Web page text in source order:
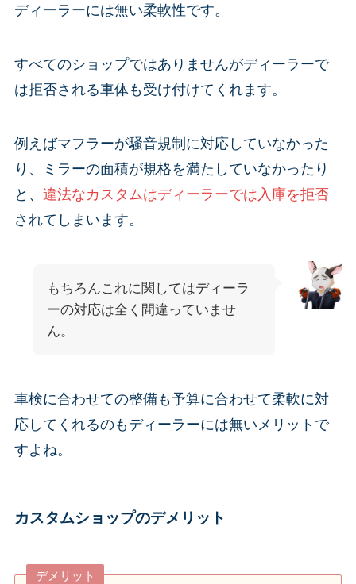
ディーラーには無い柔軟性です。
すべてのショップではありませんがディーラーで
は拒否される車体も受け付けてくれます。
例えばマフラーが騒音規制に対応していなかった
り、ミラーの面積が規格を満たしていなかったり
と、 違法なカスタムはディーラーでは入庫を拒否
されてしまいます。
もちろんこれに関してはディーラ
ーの対応は全く間違っていませ
ん。
車検に合わせての整備も予算に合わせて柔軟に対
応してくれるのもディーラーには無いメリットで
すよね。
カスタムショップのデメリット
デメリット